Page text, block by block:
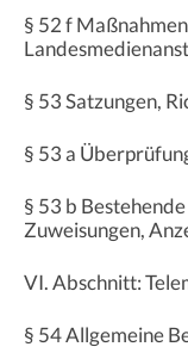
§ 52 f
§ 53 Satzungen,
§ 53 a
§ 53 b
Zuweisungen,
VI. Abschnitt:
§ 54 Allgemeine